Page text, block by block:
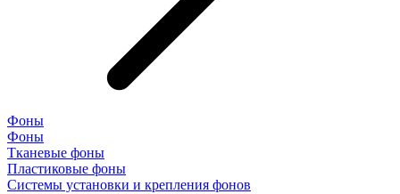
Фоны
Фоны
Тканевые фоны
Пластиковые фоны
Системы установки и крепления фонов